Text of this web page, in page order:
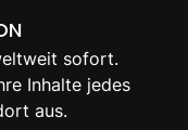
sofort.
Inhalte jedes
aus.